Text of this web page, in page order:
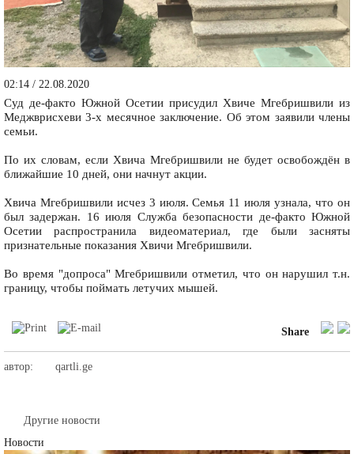
02:14 / 22.08.2020
Суд де-факто Южной Осетии присудил Хвиче Мгебришвили из
Меджврисхеви 3-х месячное заключение. Об этом заявили члены
семьи.
По их словам, если Хвича Мгебришвили не будет освобождён в
ближайшие 10 дней, они начнут акции.
Хвича Мгебришвили исчез 3 июля. Семья 11 июля узнала, что он
был задержан. 16 июля Служба безопасности де-факто Южной
Осетии распространила видеоматериал, где были засняты
признательные показания Хвичи Мгебришвили.
Во время "допроса" Мгебришвили отметил, что он нарушил т.н.
границу, чтобы поймать летучих мышей.
Share
автор: qartli.ge
Другие новости
Новости